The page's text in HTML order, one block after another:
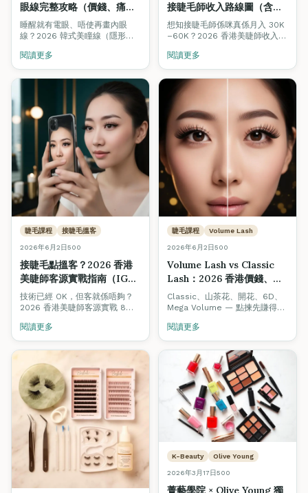
眼線完整攻略（價錢、痛唔
痛、維持幾耐）
睡醒就有電眼、唔使再畫內眼
線？2026 韓式美瞳線（隱形眼
項目之一。Fine Arts Academy
紋繡導師團隊完整拆解：價錢
\$3,500–\$6,800、痛感 3/10、
維持 2–4 年、5–7 日結痂期、邊
類人唔啱做，並比較睫毛線 vs
韓式自然眼線 vs 拉長眼線 3 種
主流風格。
閱讀更多
接睫毛師收入路線圖（含即
時試算機）
想知接睫毛師係咪真係月入 30K
–60K？2026 香港美睫師收入完
職・全職・工作室老闆）合理收
入、客單價、回頭率對比，加埋
即時收入試算機，拖滑桿即知你
嘅情境月入幾多。
閱讀更多
睫毛課程 接睫毛搵客
2026年6月2日500
接睫毛點搵客？2026 香港
美睫師客源實戰指南（IG・
WhatsApp・回頭客 8 招）
技術已經 OK，但客就係唔夠？
2026 香港美睫師客源實戰 8
Broadcast 模板、3 週回頭率機
制、Beauty Stars 被動曝光、
口碑轉介設計、平台抽成避坑。
新手 3 個月內穩定 1 日 2 客嘅實
際路徑。
閱讀更多
睫毛課程 Volume Lash
2026年6月2日500
Volume Lash vs Classic
Lash：2026 香港價錢、利
潤、技術完整對照（附升級
路徑）
Classic、山茶花、開花、6D、
Mega Volume — 點揀先賺得
照：每款客單價、單客耗時、毛
利率、回頭率、上手難度，加埋
由 Classic 升級到 6D / 婚禮款
嘅技術路徑與課程建議。
閱讀更多
K-Beauty Olive Young
2026年3月17日500
菁藝學院 × Olive Young 獨